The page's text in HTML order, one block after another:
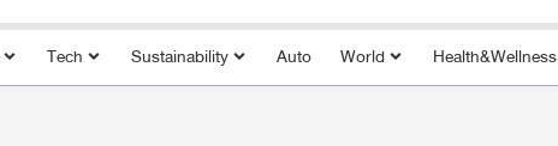
Tech Sustainability Auto World Health&Wellness